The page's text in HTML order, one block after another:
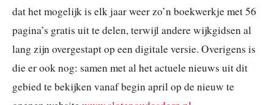
dat het mogelijk is elk jaar weer zo’n boekwerkje met 56
pagina’s gratis uit te delen, terwijl andere wijkgidsen al
lang zijn overgestapt op een digitale versie. Overigens is
die er ook nog: samen met al het actuele nieuws uit dit
gebied te bekijken vanaf begin april op de nieuw te